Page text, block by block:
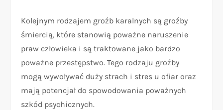
Kolejnym rodzajem groźb karalnych są groźby
śmiercią, które stanowią poważne naruszenie
praw człowieka i są traktowane jako bardzo
poważne przestępstwo. Tego rodzaju groźby
mogą wywoływać duży strach i stres u ofiar oraz
mają potencjał do spowodowania poważnych
szkód psychicznych.